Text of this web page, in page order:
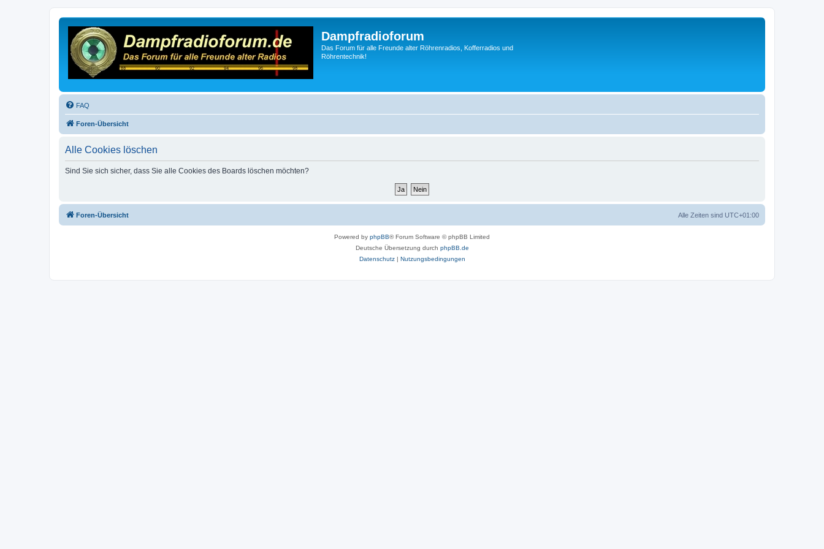
Dampfradioforum
Das Forum für alle Freunde alter Röhrenradios, Kofferradios und
Röhrentechnik!
FAQ
Foren-Übersicht
Alle Cookies löschen
Sind Sie sich sicher, dass Sie alle Cookies des Boards löschen möchten?
Foren-Übersicht Alle Zeiten sind UTC+01:00
Powered by phpBB® Forum Software © phpBB Limited
Deutsche Übersetzung durch phpBB.de
Datenschutz| Nutzungsbedingungen